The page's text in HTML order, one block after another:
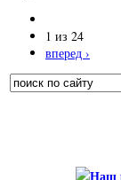
1 из 24
вперед ›
Поиск